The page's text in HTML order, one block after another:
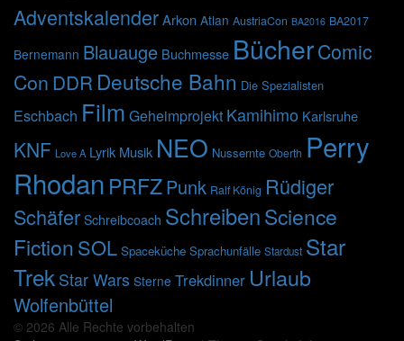
AdventskalenderArkon Atlan AustriaCon BA2016 BA2017
Bernemann Blauauge Buchmesse BücherComic
Con DDR Deutsche Bahn Die Spezialisten
Eschbach Film Geheimprojekt Kamihimo Karlsruhe
KNF Love A Lyrik Musik NEO Nussernte Oberth Perry
Rhodan PRFZPunk Ralf König Rüdiger
Schäfer Schreibcoach SchreibenScience
FictionSOL Spaceküche Sprachunfälle Stardust Star
Trek Star Wars Sterne Trekdinner Urlaub
Wolfenbüttel
© 2026 Alle Rechte vorbehalten